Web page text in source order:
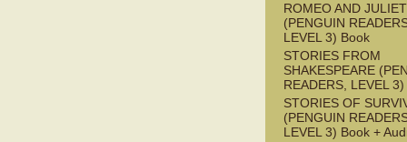
ROMEO AND JULIET
(PENGUIN
LEVEL 3) Book
STORIES FROM
SHAKESPEARE
READERS, LEVEL
STORIES OF
(PENGUIN
LEVEL 3) Book +